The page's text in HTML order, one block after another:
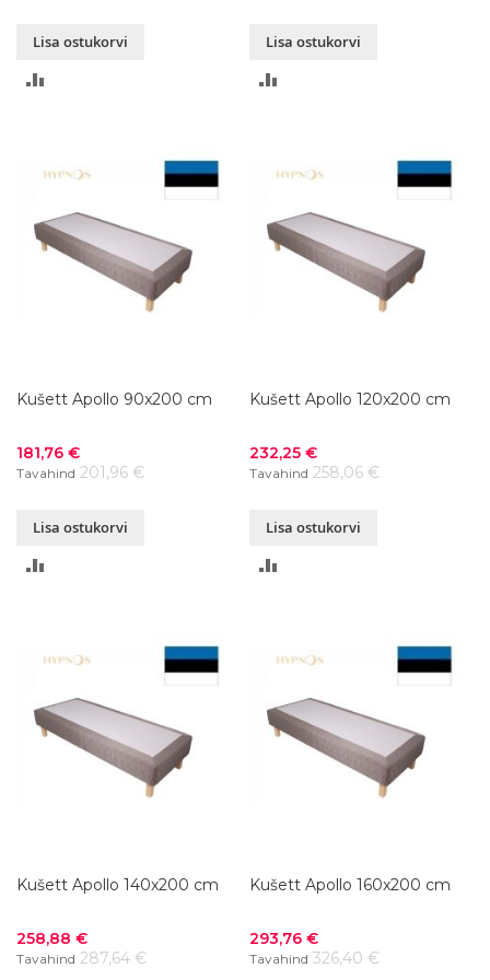
Lisa ostukorvi
Lisa ostukorvi
Kušett Apollo 90x200 cm
Soodushind
181,76 €
Tavahind 201,96 €
Lisa ostukorvi
Kušett Apollo 120x200 cm
Soodushind
232,25 €
Tavahind 258,06 €
Lisa ostukorvi
Kušett Apollo 140x200 cm
Soodushind
258,88 €
Tavahind 287,64 €
Kušett Apollo 160x200 cm
Soodushind
293,76 €
Tavahind 326,40 €